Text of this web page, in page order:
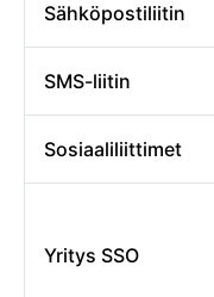
Sähköpostiliitin
SMS-liitin
Sosiaaliliittimet
Yritys SSO